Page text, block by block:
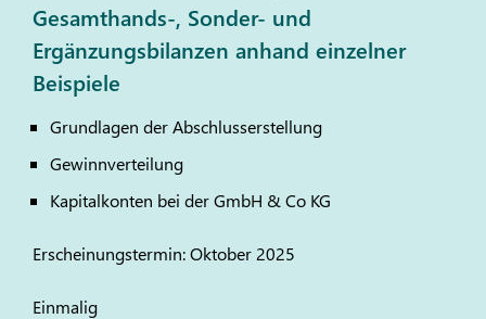
Gesamthands-, Sonder- und
Ergänzungsbilanzen anhand einzelner
Beispiele
Grundlagen der Abschlusserstellung
Gewinnverteilung
Kapitalkonten bei der GmbH & Co KG
Erscheinungstermin: Oktober 2025
Einmalig